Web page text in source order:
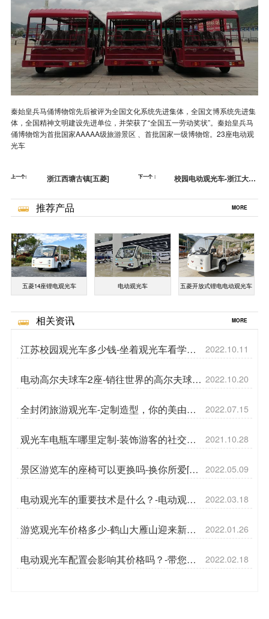
秦始皇兵马俑博物馆先后被评为全国文化系统先进集体，全国文博系统先进集
体，全国精神文明建设先进单位，并荣获了“全国五一劳动奖状”。秦始皇兵马
俑博物馆为首批国家AAAAA级旅游景区 、首批国家一级博物馆。23座电动观
光车
上一个: 浙江西塘古镇[五菱] 下一个：
校园电动观光车-浙江大学
推荐产品 MORE
五菱14座锂电观光车 电动观光车 五菱开放式锂电电动观光车
相关资讯 MORE
江苏校园观光车多少钱-坐着观光车看学校
[五菱]
2022.10.11
电动高尔夫球车2座-销往世界的高尔夫球车
[五菱]
2022.10.20
全封闭旅游观光车-定制造型，你的美由你
决定[五菱]
2022.07.15
观光车电瓶车哪里定制-装饰游客的社交圈
[五菱]
2021.10.28
景区游览车的座椅可以更换吗-换你所爱[五
菱]
2022.05.09
电动观光车的重要技术是什么？-电动观光
车趋势[五菱]
2022.03.18
游览观光车价格多少-鹤山大雁山迎来新模
式[五菱]
2022.01.26
电动观光车配置会影响其价格吗？-带您掌
握新资讯[五菱]
2022.02.18